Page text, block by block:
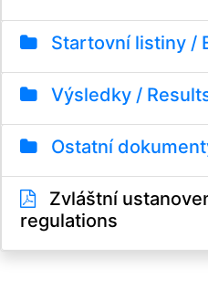
Startovní listiny /
Výsledky /
Ostatní
Zvláštní
regulations